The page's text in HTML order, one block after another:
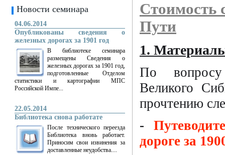
Новости семинара
04.06.2014
Опубликованы сведения о
железных дорогах за 1901 год
В библиотеке семинара
размещены Сведения о
железных дорогах за 1901 год,
подготовленные Отделом
статистики и картографии МПС
Российской Импе...
22.05.2014
Библиотека снова работате
После технического переезда
Библиотека вновь работает.
Приносим свои извинения за
доставленные неудобства....
Стоимость
Пути
1.
По вопросу
Великого
прочтению
-
дороге за